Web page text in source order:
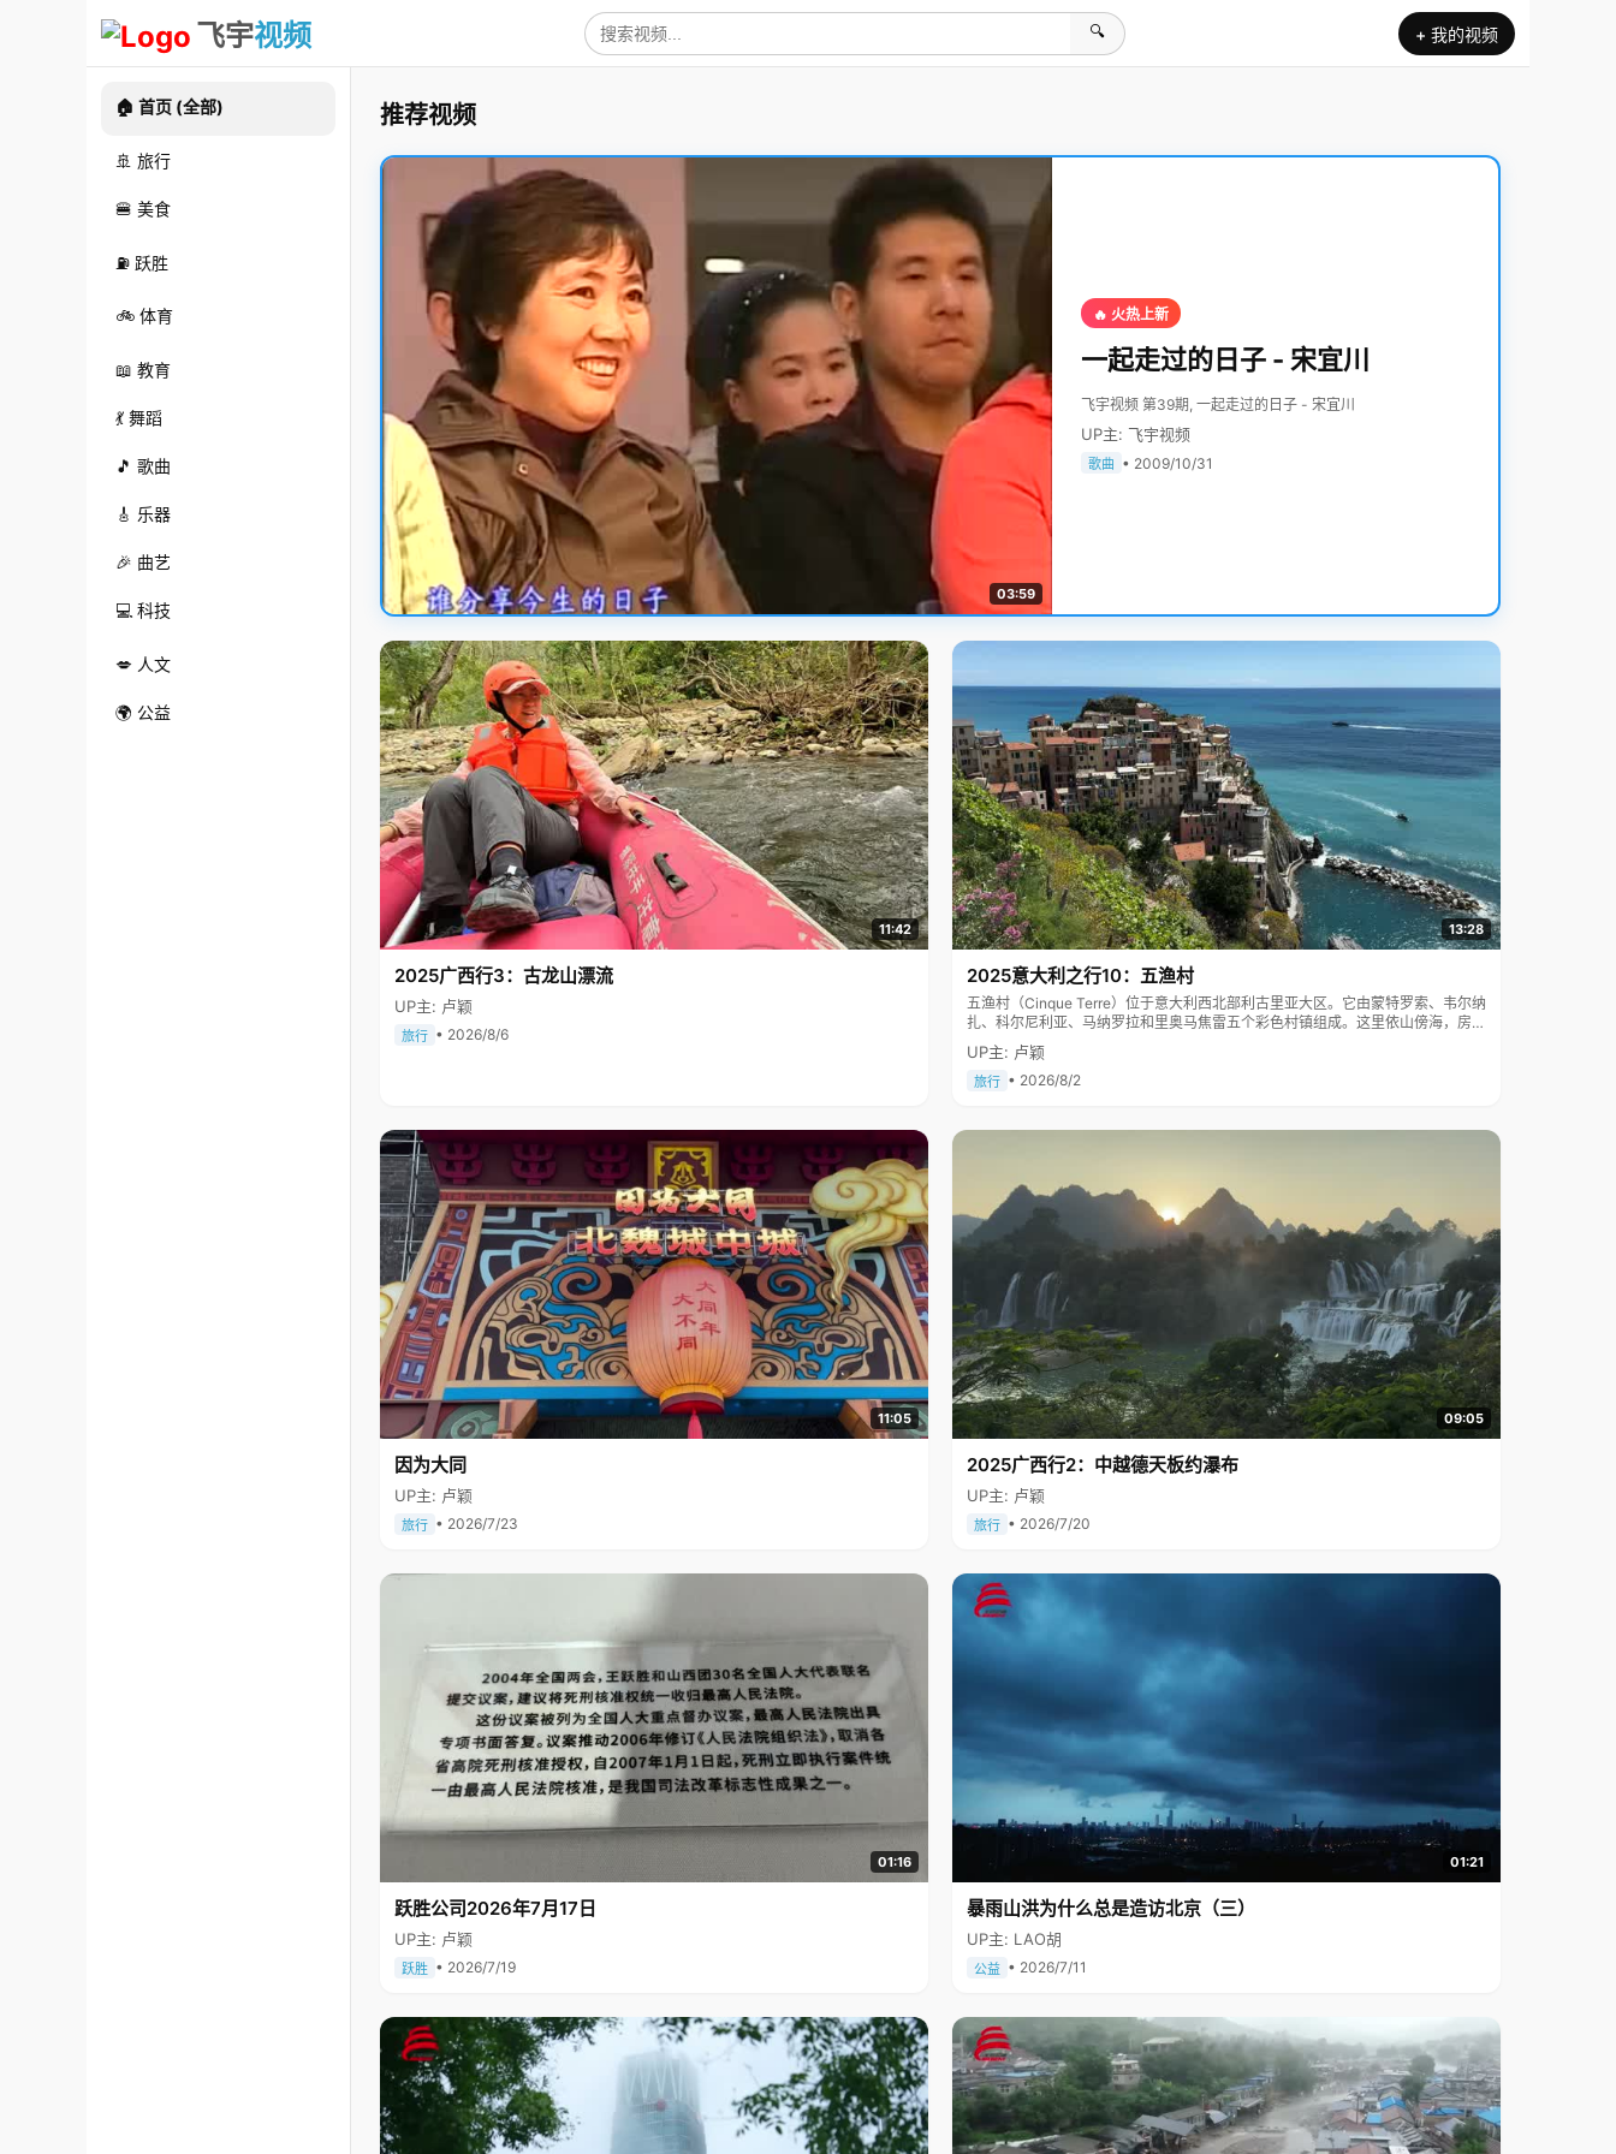
飞宇视频 🔍 + 我的视频
🏠 首页 (全部)
🚢 旅行
🍔 美食
⛽ 跃胜
🚲 体育
📖 教育
💃 舞蹈
🎵 歌曲
🎸 乐器
🎉 曲艺
💻 科技
💋 人文
🌍 公益
推荐视频
03:59
🔥 火热上新
一起走过的日子 - 宋宜川
飞宇视频 第39期, 一起走过的日子 - 宋宜川
UP主: 飞宇视频
歌曲 • 2009/10/31
11:42
2025广西行3：古龙山漂流
UP主: 卢颖
旅行 • 2026/8/6
13:28
2025意大利之行10：五渔村
五渔村（Cinque Terre）位于意大利西北部利古里亚大区。它由蒙特罗索、韦尔纳
扎、科尔尼利亚、马纳罗拉和里奥马焦雷五个彩色村镇组成。这里依山傍海，房屋
色彩斑斓，1997年被列为世界文化遗产。
UP主: 卢颖
旅行 • 2026/8/2
11:05
因为大同
UP主: 卢颖
旅行 • 2026/7/23
09:05
2025广西行2：中越德天板约瀑布
UP主: 卢颖
旅行 • 2026/7/20
01:16
跃胜公司2026年7月17日
UP主: 卢颖
跃胜 • 2026/7/19
01:21
暴雨山洪为什么总是造访北京（三）
UP主: LAO胡
公益 • 2026/7/11